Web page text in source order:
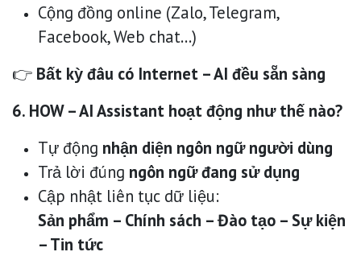
Cộng đồng online (Zalo, Telegram,
Facebook, Web chat…)
👉 Bất kỳ đâu có Internet – AI đều sẵn sàng
6. HOW – AI Assistant hoạt động như thế nào?
Tự động nhận diện ngôn ngữ người dùng
Trả lời đúng ngôn ngữ đang sử dụng
Cập nhật liên tục dữ liệu:
Sản phẩm – Chính sách – Đào tạo – Sự kiện
– Tin tức